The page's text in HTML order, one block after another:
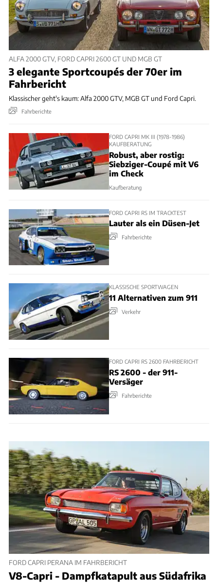
ALFA 2000 GTV, FORD CAPRI 2600 GT UND MGB GT
3 elegante Sportcoupés der 70er im
Fahrbericht
Klassischer geht's kaum: Alfa 2000 GTV, MGB GT und Ford Capri.
Fahrberichte
FORD CAPRI MK III (1978-1986)
KAUFBERATUNG
Robust, aber rostig:
Siebziger-Coupé mit V6
im Check
Kaufberatung
FORD CAPRI RS IM TRACKTEST
Lauter als ein Düsen-Jet
Fahrberichte
KLASSISCHE SPORTWAGEN
11 Alternativen zum 911
Verkehr
FORD CAPRI RS 2600 FAHRBERICHT
RS 2600 - der 911-
Versäger
Fahrberichte
FORD CAPRI PERANA IM FAHRBERICHT
V8-Capri - Dampfkatapult aus Südafrika